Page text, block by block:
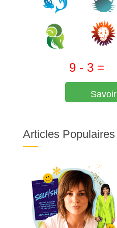
Savoir
Articles Populaires